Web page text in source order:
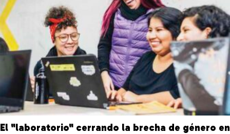
El "laboratorio" cerrando la brecha de género en